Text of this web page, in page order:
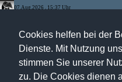
Cookies helfen bei der
Dienste. Mit Nutzung
stimmen Sie unserer
zu. Die Cookies dienen
07.Aug.2026 , 15:37 Uhr